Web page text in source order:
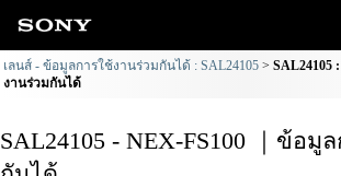
เลนส์ - ข้อมูลการใช้งานร่วมกันได้ : SAL24105
SAL24105
งานร่วมกันได้
SAL24105 - NEX-FS100 ｜ข้อมู